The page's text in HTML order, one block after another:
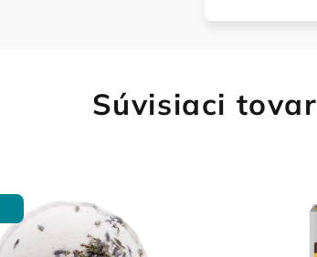
Súvisiaci tovar